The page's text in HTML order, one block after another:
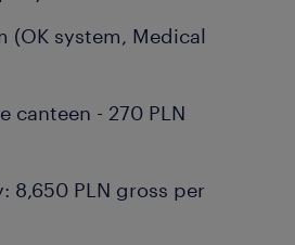
(OK system, Medical
canteen - 270 PLN
8,650 PLN gross per